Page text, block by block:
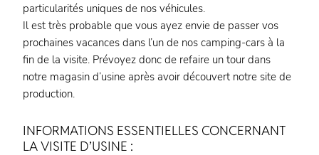
particularités uniques de nos véhicules.
Il est très probable que vous ayez envie de passer vos
prochaines vacances dans l’un de nos camping-cars à la
fin de la visite. Prévoyez donc de refaire un tour dans
notre magasin d’usine après avoir découvert notre site de
production.
INFORMATIONS ESSENTIELLES CONCERNANT
LA VISITE D’USINE :